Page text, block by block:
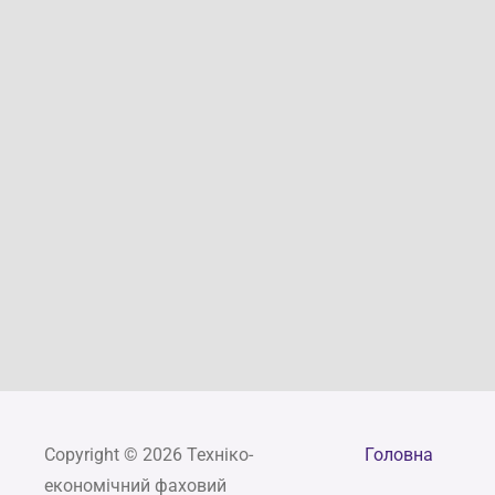
Copyright © 2026 Техніко-
економічний фаховий
Головна